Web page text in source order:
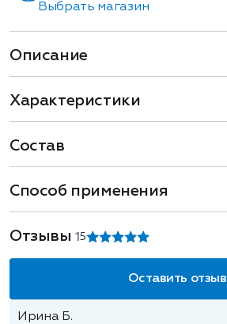
Выбрать магазин
Описание
Характеристики
Состав
Способ применения
Отзывы1 5
Оставить отзыв
Ирина Б.